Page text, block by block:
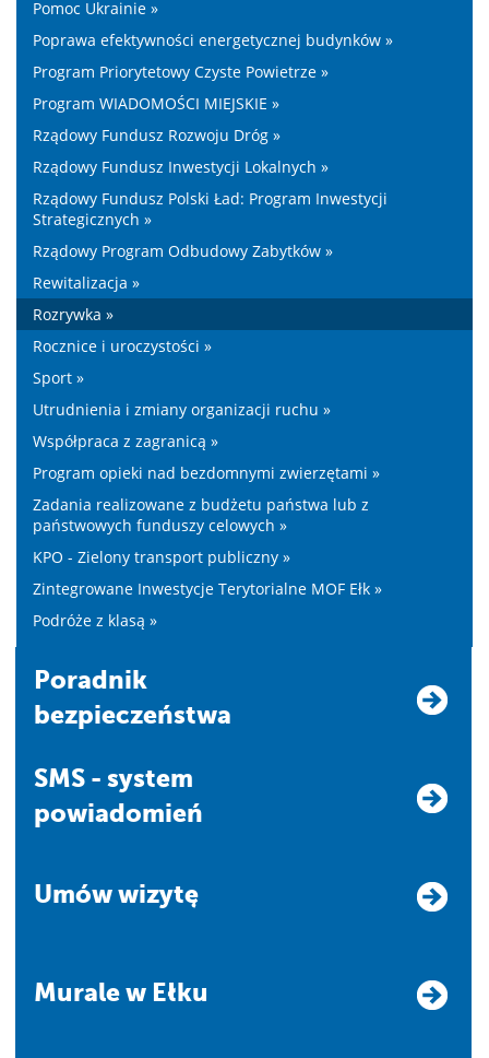
Pomoc Ukrainie »
Poprawa efektywności energetycznej budynków »
Program Priorytetowy Czyste Powietrze »
Program WIADOMOŚCI MIEJSKIE »
Rządowy Fundusz Rozwoju Dróg »
Rządowy Fundusz Inwestycji Lokalnych »
Rządowy Fundusz Polski Ład: Program Inwestycji
Strategicznych »
Rządowy Program Odbudowy Zabytków »
Rewitalizacja »
Rozrywka »
Rocznice i uroczystości »
Sport »
Utrudnienia i zmiany organizacji ruchu »
Współpraca z zagranicą »
Program opieki nad bezdomnymi zwierzętami »
Zadania realizowane z budżetu państwa lub z
państwowych funduszy celowych »
KPO - Zielony transport publiczny »
Zintegrowane Inwestycje Terytorialne MOF Ełk »
Podróże z klasą »
Poradnik
bezpieczeństwa
SMS - system
powiadomień
Umów wizytę
Murale w Ełku